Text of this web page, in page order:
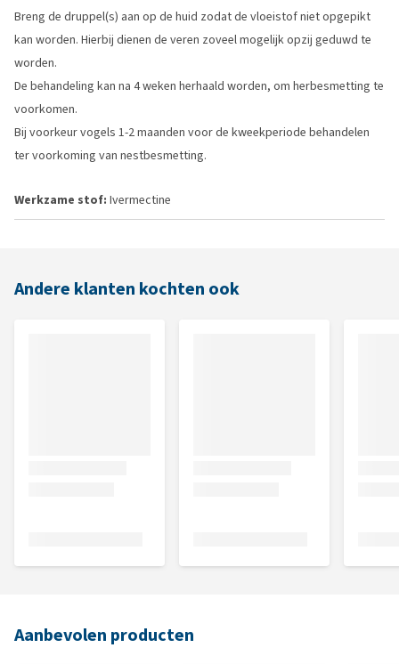
Breng de druppel(s) aan op de huid zodat de vloeistof niet opgepikt
kan worden. Hierbij dienen de veren zoveel mogelijk opzij geduwd te
worden.
De behandeling kan na 4 weken herhaald worden, om herbesmetting te
voorkomen.
Bij voorkeur vogels 1-2 maanden voor de kweekperiode behandelen
ter voorkoming van nestbesmetting.
Werkzame stof: Ivermectine
Andere klanten kochten ook
Aanbevolen producten